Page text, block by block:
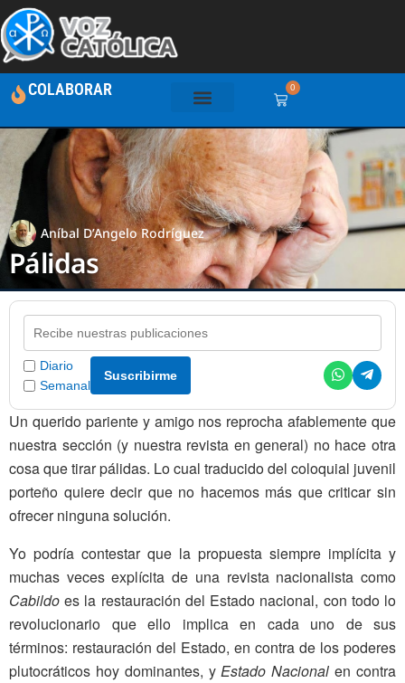
COLABORAR 0
Aníbal D’Angelo Rodríguez
Pálidas
Diario
Semanal
Suscribirme
Un querido pariente y amigo nos reprocha afablemente que
nuestra sección (y nuestra revista en general) no hace otra
cosa que tirar pálidas. Lo cual traducido del coloquial juve­nil
porteño quiere decir que no hace­mos más que criticar sin
ofrecer nin­guna solución.
Yo podría contestar que la pro­puesta siempre implícita y
muchas veces explícita de una revista nacio­nalista como
Cabildo es la restaura­ción del Estado nacional, con todo lo
revolucionario que ello implica en ca­da uno de sus
términos: restauración del Estado, en contra de los poderes
plutocráticos hoy dominantes, yEs­tado Nacional en contra